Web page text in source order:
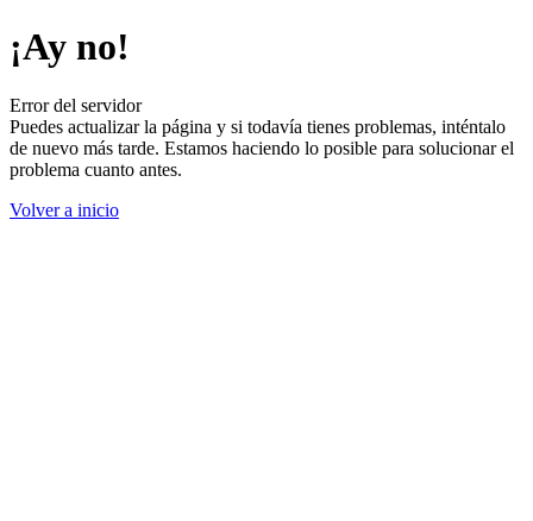
¡Ay no!
Error del servidor
Puedes actualizar la página y si todavía tienes problemas, inténtalo
de nuevo más tarde. Estamos haciendo lo posible para solucionar el
problema cuanto antes.
Volver a inicio